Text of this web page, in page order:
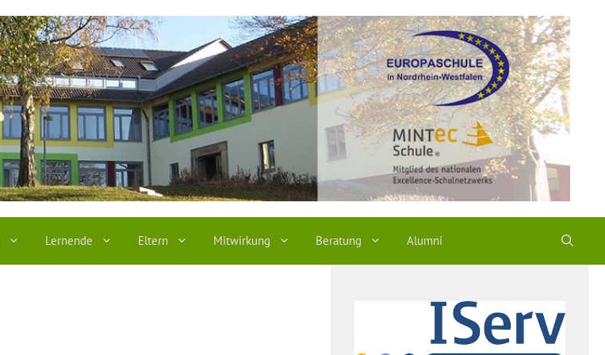
Lernende Eltern Mitwirkung Beratung Alumni